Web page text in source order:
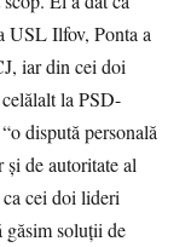
USL Ilfov, Ponta a
iar din cei doi
la PSD-
dispută personală
şi de autoritate al
cei doi lideri
găsim soluţii de